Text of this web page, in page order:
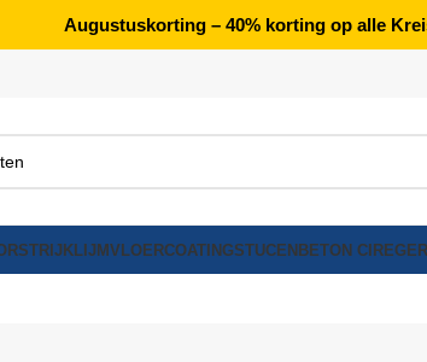
Augustuskorting – 40% korting op alle
LIJMVLOERCOATINGSTUCENBETON CIRE